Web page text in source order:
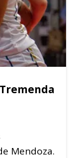
Mendoza.